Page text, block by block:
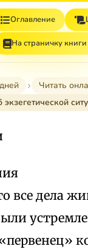
Оглавление
На страничку книги
Читать
экзегетической
все дела